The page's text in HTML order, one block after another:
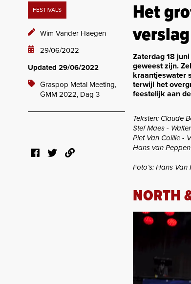
FESTIVALS
Wim Vander Haegen
29/06/2022
Updated 29/06/2022
Graspop Metal Meeting,
GMM 2022, Dag 3
Het
Zaterdag 18
geweest zijn.
kraantjeswater
terwijl het
feestelijk aan
Teksten: Claude
Stef Maes -
Piet Van Coillie -
Hans van Peppen
Foto’s: Hans
NORTH